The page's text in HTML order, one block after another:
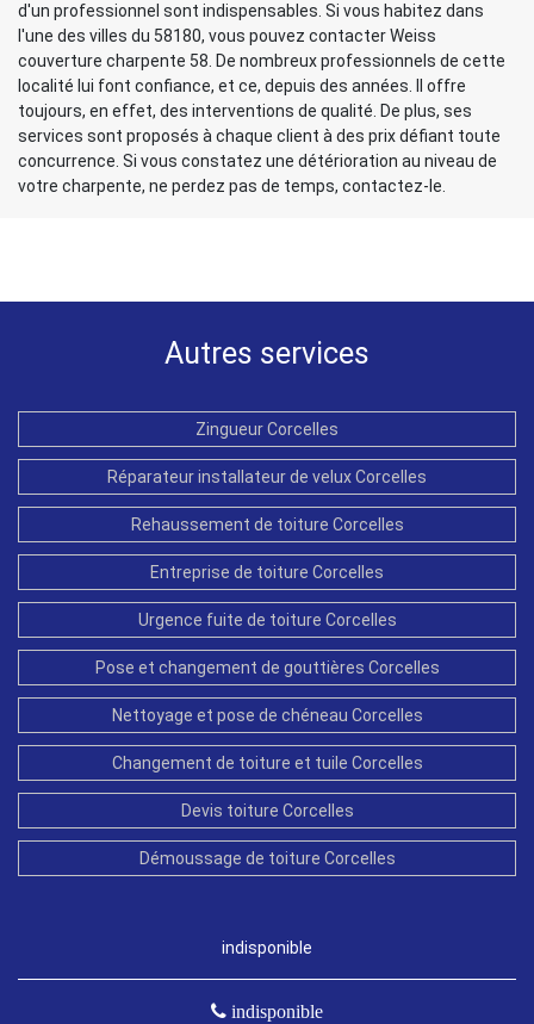
d'un professionnel sont indispensables. Si vous habitez dans
l'une des villes du 58180, vous pouvez contacter Weiss
couverture charpente 58. De nombreux professionnels de cette
localité lui font confiance, et ce, depuis des années. Il offre
toujours, en effet, des interventions de qualité. De plus, ses
services sont proposés à chaque client à des prix défiant toute
concurrence. Si vous constatez une détérioration au niveau de
votre charpente, ne perdez pas de temps, contactez-le.
Autres services
Zingueur Corcelles
Réparateur installateur de velux Corcelles
Rehaussement de toiture Corcelles
Entreprise de toiture Corcelles
Urgence fuite de toiture Corcelles
Pose et changement de gouttières Corcelles
Nettoyage et pose de chéneau Corcelles
Changement de toiture et tuile Corcelles
Devis toiture Corcelles
Démoussage de toiture Corcelles
indisponible
indisponible